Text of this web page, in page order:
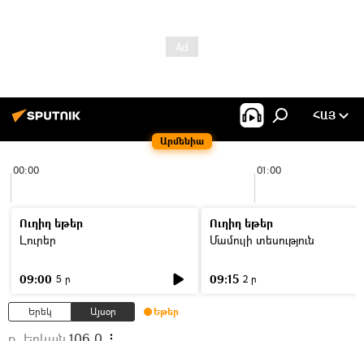
Արմենիա
ՀԱՅ
00:00 01:00
Ուղիղ եթեր
Լուրեր
09:00 5 ր
Ուղիղ եթեր
Մամուլի տեսություն
09:15 2 ր
Երեկ Այսօր Եթեր